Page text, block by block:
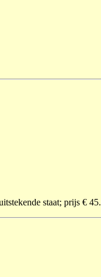
staat; prijs € 45.